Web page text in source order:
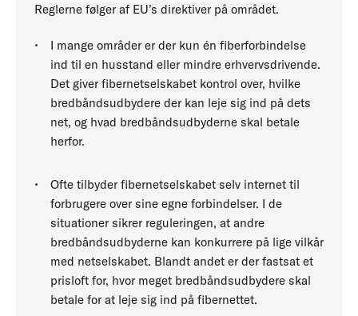
Reglerne følger af EU’s direktiver på området.
I mange områder er der kun én fiberforbindelse
ind til en husstand eller mindre erhvervsdrivende.
Det giver fibernetselskabet kontrol over, hvilke
bredbåndsudbydere der kan leje sig ind på dets
net, og hvad bredbåndsudbyderne skal betale
herfor.
Ofte tilbyder fibernetselskabet selv internet til
forbrugere over sine egne forbindelser. I de
situationer sikrer reguleringen, at andre
bredbåndsudbyderne kan konkurrere på lige vilkår
med netselskabet. Blandt andet er der fastsat et
prisloft for, hvor meget bredbåndsudbydere skal
betale for at leje sig ind på fibernettet.